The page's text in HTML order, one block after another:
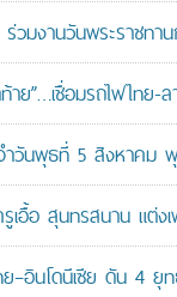
วมงานวันพระราชท
ย”…เชื่อมรถไฟไทย-
ำวันพุธที่ 5 สิงหาคม
อื้อ สุนทรสนาน แต่งเ
ย–อินโดนีเซีย ดัน 4